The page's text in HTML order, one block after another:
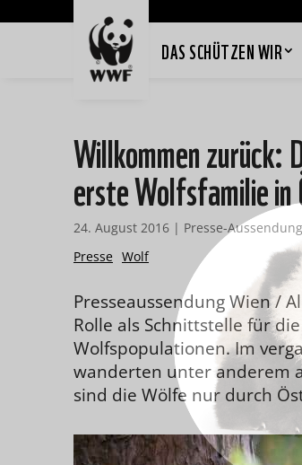
DAS SCHÜTZEN WIR
Willkommen zurück:
erste Wolfsfamilie in
24. August 2016 | Presse-Aussendung
Presse Wolf
Presseaussendung Wien /
Rolle als Schnittstelle für
Wolfspopulationen. Im
wanderten unter anderem
sind die Wölfe nur durch